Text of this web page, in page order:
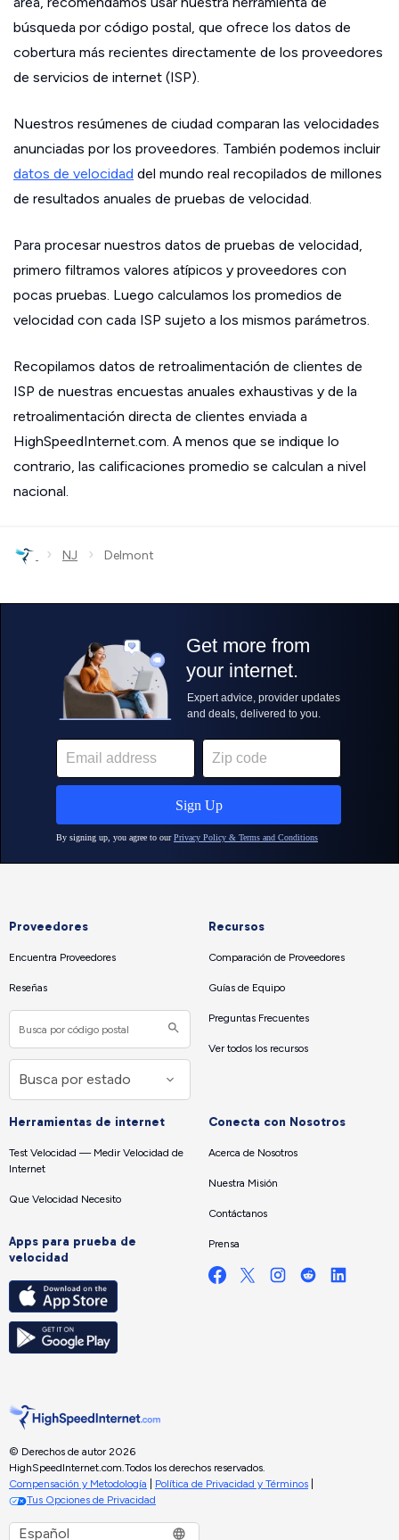
búsqueda por código postal, que ofrece los datos de
cobertura más recientes directamente de los proveedores
de servicios de internet (ISP).
Nuestros resúmenes de ciudad comparan las velocidades
anunciadas por los proveedores. También podemos incluir
datos de velocidad del mundo real recopilados de millones
de resultados anuales de pruebas de velocidad.
Para procesar nuestros datos de pruebas de velocidad,
primero filtramos valores atípicos y proveedores con
pocas pruebas. Luego calculamos los promedios de
velocidad con cada ISP sujeto a los mismos parámetros.
Recopilamos datos de retroalimentación de clientes de
ISP de nuestras encuestas anuales exhaustivas y de la
retroalimentación directa de clientes enviada a
HighSpeedInternet.com. A menos que se indique lo
contrario, las calificaciones promedio se calculan a nivel
nacional.
› NJ › Delmont
Proveedores
Encuentra Proveedores
Reseñas
Recursos
Comparación de Proveedores
Guías de Equipo
Preguntas Frecuentes
Ver todos los recursos
Herramientas de internet
Test Velocidad — Medir Velocidad de
Internet
Que Velocidad Necesito
Apps para prueba de
velocidad
Conecta con Nosotros
Acerca de Nosotros
Nuestra Misión
Contáctanos
Prensa
© Derechos de autor 2026
HighSpeedInternet.com. Todos los derechos reservados.
Compensación y Metodología
Política de Privacidad y Términos
Tus Opciones de Privacidad